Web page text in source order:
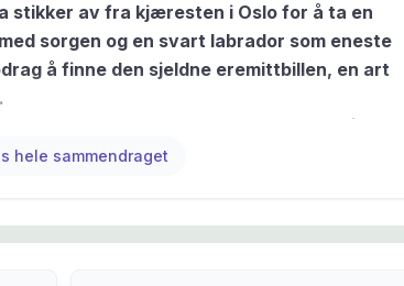
stikker av fra kjæresten i Oslo for å ta en
sorgen og en svart labrador som eneste
å finne den sjeldne eremittbillen, en art
gamle Olga Frøyshov. Olga trives best med
erfaring av tap. Men der Eva flykter fra
hele sammendraget